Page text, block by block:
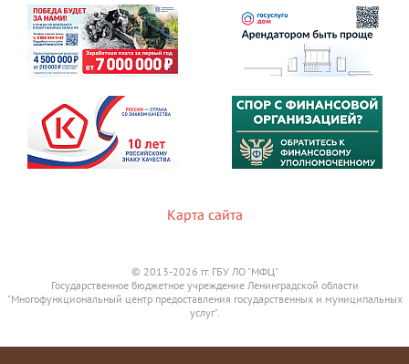
Карта сайта
© 2013-2026 гг. ГБУ ЛО "МФЦ"
Государственное бюджетное учреждение Ленинградской области
"Многофункциональный центр предоставления государственных и муниципальных
услуг".